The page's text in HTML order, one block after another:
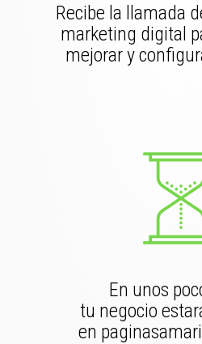
Recibe la llamada
marketing digital
mejorar y
En unos
tu negocio
en